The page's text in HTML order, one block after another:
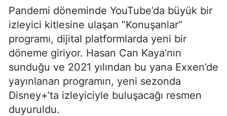
Pandemi döneminde YouTube’da büyük bir
izleyici kitlesine ulaşan “Konuşanlar”
programı, dijital platformlarda yeni bir
döneme giriyor. Hasan Can Kaya’nın
sunduğu ve 2021 yılından bu yana Exxen’de
yayınlanan programın, yeni sezonda
Disney+’ta izleyiciyle buluşacağı resmen
duyuruldu.